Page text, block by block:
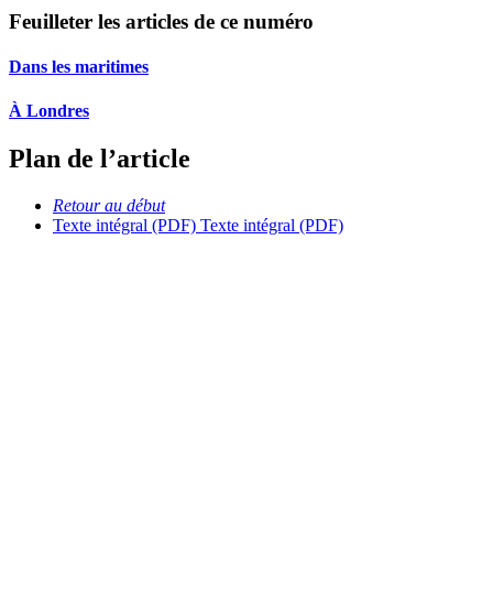
Feuilleter les articles de ce numéro
Dans les maritimes
À Londres
Plan de l’article
Retour au début
Texte intégral (PDF) Texte intégral (PDF)